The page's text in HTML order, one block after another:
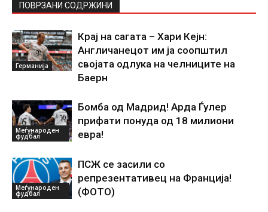
ПОВРЗАНИ СОДРЖИНИ
Германија
Крај на сагата – Хари Кејн:
Англичанецот им ја соопштил
својата одлука на челниците на
Баерн
Меѓународен
фудбал
Бомба од Мадрид! Арда Ѓулер
прифати понуда од 18 милиони
евра!
Меѓународен
фудбал
ПСЖ се засили со
репрезентативец на Франција!
(ФОТО)